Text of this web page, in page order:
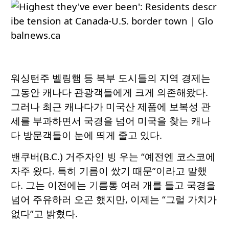
워싱턴주 벨링햄 등 북부 도시들의 지역 경제는
그동안 캐나다 관광객들에게 크게 의존해왔다.
그러나 최근 캐나다가 미국산 제품에 보복성 관
세를 부과하면서 국경을 넘어 미국을 찾는 캐나
다 방문객들이 눈에 띄게 줄고 있다.
밴쿠버(B.C.) 거주자인 빙 우는 “예전엔 코스코에
자주 왔다. 특히 기름이 쌌기 때문”이라고 말했
다. 그는 이전에는 기름통 여러 개를 들고 국경을
넘어 주유하러 오곤 했지만, 이제는 “그럴 가치가
없다”고 밝혔다.